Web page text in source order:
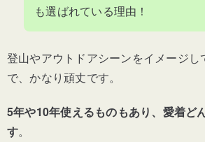
も選ばれている理由！
登山やアウトドアシーンをイメージし
で、かなり頑丈です。
5年や10年使えるものもあり、愛着ど
す。